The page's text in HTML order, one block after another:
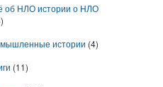
об НЛО истории о НЛО
истории (4)
(11)